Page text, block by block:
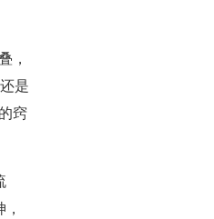
，
是
窍